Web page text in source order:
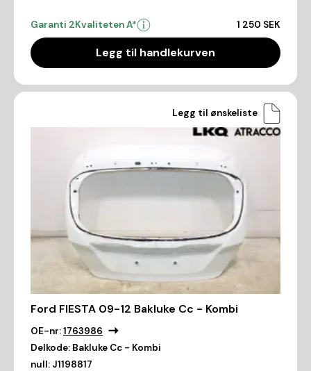
Garanti 2Kvaliteten A* 1 250 SEK
Legg til handlekurven
Legg til ønskeliste
Ford FIESTA 09-12 Bakluke Cc - Kombi
OE-nr:1763986
Delkode: Bakluke Cc - Kombi
null: J1198817